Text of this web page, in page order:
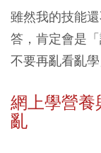
雖然我的技能
答，肯定會是
不要再亂看亂學
網上學營養
亂